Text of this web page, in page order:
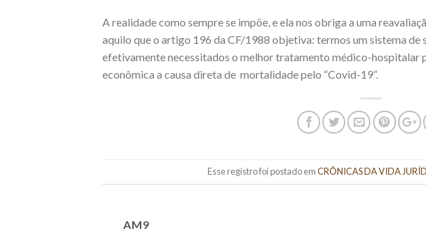
Arealidade como sempre se impõe, e ela nos obriga a uma
aquilo que o artigo 196 da CF/1988 objetiva: termos um sistema de
efetivamente necessitados o melhor tratamento médico-hospitalar
econômica a causa direta de mortalidade pelo “Covid-19”.
Esse registro foi postado emCRÔNICAS DA VIDA
AM9